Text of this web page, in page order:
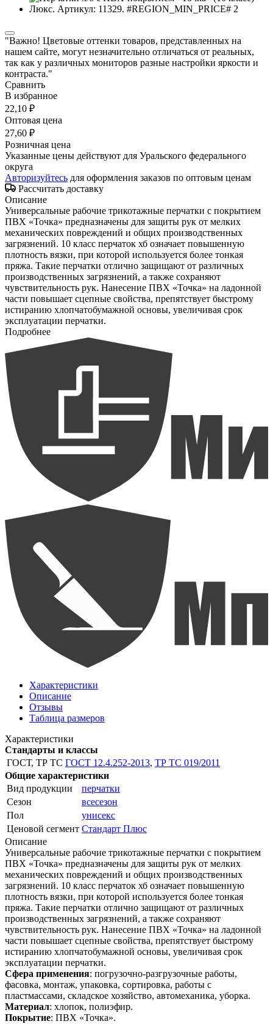
"Важно! Цветовые оттенки товаров, представленных на
нашем сайте, могут незначительно отличаться от реальных,
так как у различных мониторов разные настройки яркости и
контраста."
Сравнить
В избранное
22,10 ₽
Оптовая цена
27,60 ₽
Розничная цена
Указанные цены действуют для Уральского федерального
округа
Авторизуйтесь для оформления заказов по оптовым ценам
Рассчитать доставку
Описание
Универсальные рабочие трикотажные перчатки с покрытием
ПВХ «Точка» предназначены для защиты рук от мелких
механических повреждений и общих производственных
загрязнений. 10 класс перчаток хб означает повышенную
плотность вязки, при которой используется более тонкая
пряжа. Такие перчатки отлично защищают от различных
производственных загрязнений, а также сохраняют
чувствительность рук. Нанесение ПВХ «Точка» на ладонной
части повышает сцепные свойства, препятствует быстрому
истиранию хлопчатобумажной основы, увеличивая срок
эксплуатации перчатки.
Подробнее
Характеристики
Описание
Отзывы
Таблица размеров
Характеристики
Стандарты и классы
ГОСТ, ТР ТС ГОСТ 12.4.252-2013, ТР ТС 019/2011
Общие характеристики
Вид продукции
перчатки
Сезон
всесезон
Пол
унисекс
Ценовой сегмент Стандарт Плюс
Описание
Универсальные рабочие трикотажные перчатки с покрытием
ПВХ «Точка» предназначены для защиты рук от мелких
механических повреждений и общих производственных
загрязнений. 10 класс перчаток хб означает повышенную
плотность вязки, при которой используется более тонкая
пряжа. Такие перчатки отлично защищают от различных
производственных загрязнений, а также сохраняют
чувствительность рук. Нанесение ПВХ «Точка» на ладонной
части повышает сцепные свойства, препятствует быстрому
истиранию хлопчатобумажной основы, увеличивая срок
эксплуатации перчатки.
Сфера применения: погрузочно-разгрузочные работы,
фасовка, монтаж, упаковка, сортировка, работы с
пластмассами, складское хозяйство, автомеханика, уборка.
Материал: хлопок, полиэфир.
Покрытие: ПВХ «Точка».